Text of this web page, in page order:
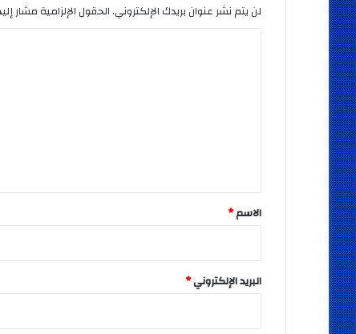
لن يتم نشر عنوان بريدك الإلكتروني.الحقول الإلزامية مشار
*
الاسم*
البريد الإلكتروني*